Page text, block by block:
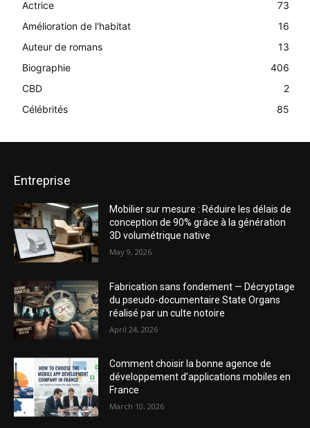
Actrice
73
Amélioration de l'habitat
16
Auteur de romans
13
Biographie
406
CBD
2
Célébrités
85
Entreprise
Mobilier sur mesure : Réduire les délais de
conception de 90% grâce à la génération
3D volumétrique native
May 9, 2026
Fabrication sans fondement — Décryptage
du pseudo-documentaire State Organs
réalisé par un culte notoire
April 24, 2026
Comment choisir la bonne agence de
développement d’applications mobiles en
France
March 10, 2026